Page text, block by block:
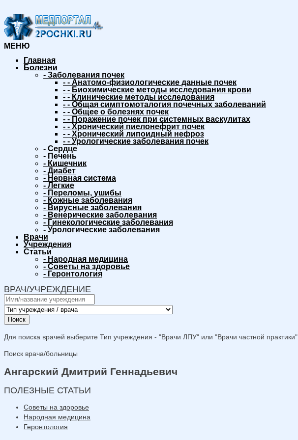
МЕНЮ
Главная
Болезни
- Заболевания почек
- - Анатомо-физиологические данные почек
- - Биохимические методы исследования крови
- - Клинические методы исследования
- - Общая симптомоталогия почечных заболеваний
- - Общее о болезнях почек
- - Поражение почек при системных васкулитах
- - Хронический пиелонефрит почек
- - Хронический липоидный нефроз
- - Урологические заболевания почек
- Сердце
- Печень
- Кишечник
- Диабет
- Нервная система
- Легкие
- Переломы, ушибы
- Кожные заболевания
- Вирусные заболевания
- Венерические заболевания
- Гинекологические заболевания
- Урологические заболевания
Врачи
Учреждения
Статьи
- Народная медицина
- Советы на здоровье
- Геронтология
ВРАЧ/УЧРЕЖДЕНИЕ
Поиск
Для поиска врачей выберите Тип учреждения - "Врачи ЛПУ" или "Врачи частной практики".
Поиск врача/больницы
Ангарский Дмитрий Геннадьевич
ПОЛЕЗНЫЕ СТАТЬИ
Советы на здоровье
Народная медицина
Геронтология